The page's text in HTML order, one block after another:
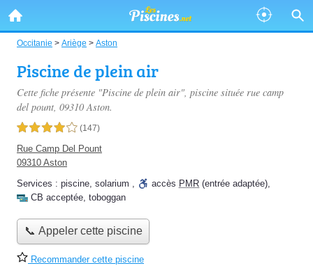
Occitanie > Ariège > Aston
Piscine de plein air
Cette fiche présente "Piscine de plein air", piscine située rue camp
del pount, 09310 Aston.
4,0 étoiles sur 5 (147)
Rue Camp Del Pount
09310 Aston
Services : piscine, solarium , accès PMR (entrée adaptée),
CB acceptée, toboggan
📞 Appeler cette piscine
Recommander cette piscine